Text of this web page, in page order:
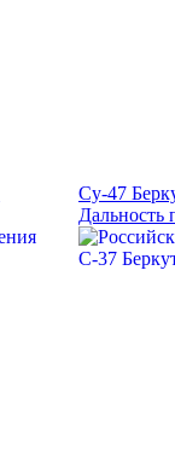
Су-47
Дальность